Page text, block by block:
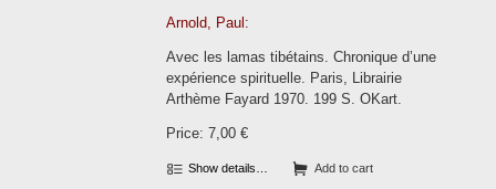
Arnold, Paul:
Avec les lamas tibétains. Chronique d’une
expérience spirituelle. Paris, Librairie
Arthème Fayard 1970. 199 S. OKart.
Price: 7,00 €
Show details… Add to cart